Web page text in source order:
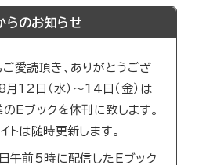
らのお知らせ
愛読頂き、ありがとうござ
月12日（水）～14日（金）は
Eブックを休刊に致します。
トは随時更新します。
前5時に配信したEブック